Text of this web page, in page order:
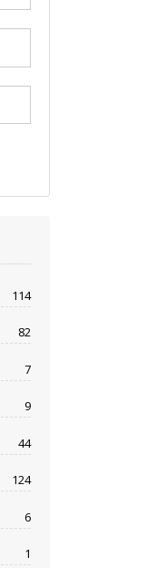
114
82
7
9
44
124
6
1